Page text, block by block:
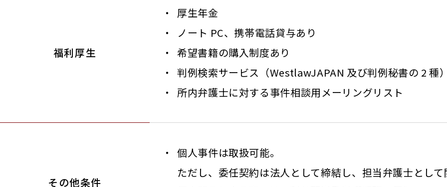
福利厚生
厚生年金
ノート PC、携帯電話貸与あり
希望書籍の購入制度あり
判例検索サービス （WestlawJAPAN 及び判例秘書の 2 種
所内弁護士に対する事件相談用メーリングリスト
その他条件
個人事件は取扱可能。
ただし、委任契約は法人として締結し、担当弁護士とし